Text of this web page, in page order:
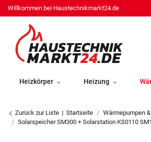
Willkommen bei Haustechnikmarkt24.de
Heizkörper Heizung
Zurück zur Liste Startseite Wärmepumpen
Solarspeicher SM300 + Solarstation KS0110